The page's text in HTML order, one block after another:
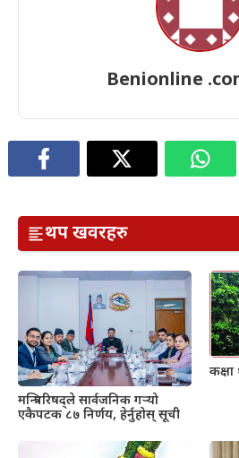
Benionline
थप खवरहरु
मन्त्रिपरिषद्ले सार्वजनिक गर्‍यो
एकैपटक ८७ निर्णय, हेर्नुहोस् सूची
कक्षा